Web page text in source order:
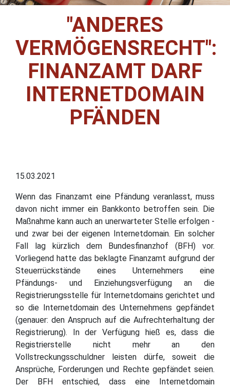
"ANDERES
VERMÖGENSRECHT":
FINANZAMT DARF
INTERNETDOMAIN
PFÄNDEN
15.03.2021
Wenn das Finanzamt eine Pfändung veranlasst, muss
davon nicht immer ein Bankkonto betroffen sein. Die
Maßnahme kann auch an unerwarteter Stelle erfolgen -
und zwar bei der eigenen Internetdomain. Ein solcher
Fall lag kürzlich dem Bundesfinanzhof (BFH) vor.
Vorliegend hatte das beklagte Finanzamt aufgrund der
Steuerrückstände eines Unternehmers eine
Pfändungs- und Einziehungsverfügung an die
Registrierungsstelle für Internetdomains gerichtet und
so die Internetdomain des Unternehmens gepfändet
(genauer: den Anspruch auf die Aufrechterhaltung der
Registrierung). In der Verfügung hieß es, dass die
Registrierstelle nicht mehr an den
Vollstreckungsschuldner leisten dürfe, soweit die
Ansprüche, Forderungen und Rechte gepfändet seien.
Der BFH entschied, dass eine Internetdomain